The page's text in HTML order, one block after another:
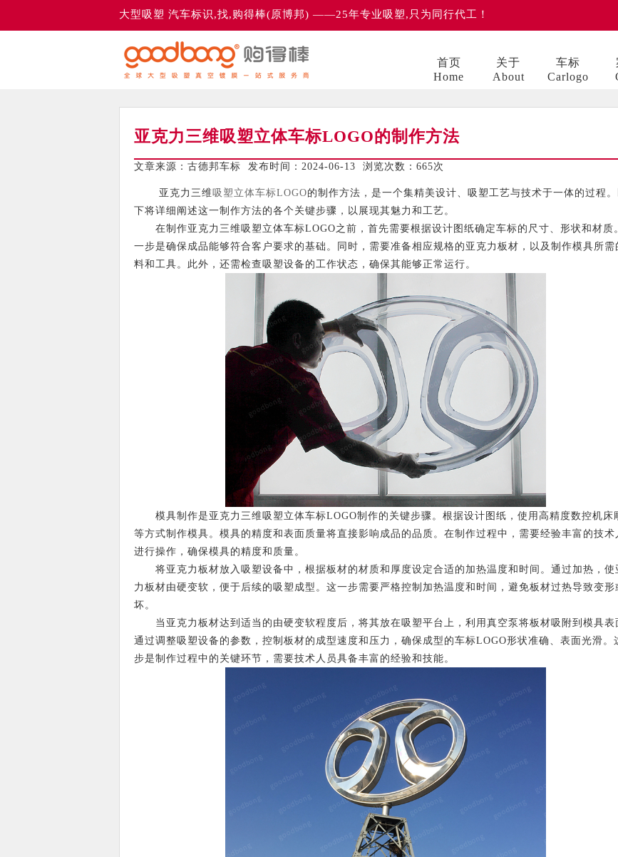
大型吸塑 汽车标识,找,购得棒(原博邦) ——25年专业吸塑,只为同行代工！
首页
Home
关于
About
车标
Carlogo
亚克力三维吸塑立体车标LOGO的制作方法
文章来源：古德邦车标 发布时间：2024-06-13 浏览次数： 665次
亚克力三维吸塑立体车标LOGO的制作方法，是一个集精美设计、吸塑工艺与技术于一体的过程。
下将详细阐述这一制作方法的各个关键步骤，以展现其魅力和工艺。
在制作亚克力三维吸塑立体车标LOGO之前，首先需要根据设计图纸确定车标的尺寸、形状和材质
一步是确保成品能够符合客户要求的基础。同时，需要准备相应规格的亚克力板材，以及制作模具所需
料和工具。此外，还需检查吸塑设备的工作状态，确保其能够正常运行。
模具制作是亚克力三维吸塑立体车标LOGO制作的关键步骤。根据设计图纸，使用高精度数控机床
等方式制作模具。模具的精度和表面质量将直接影响成品的品质。在制作过程中，需要经验丰富的技术
进行操作，确保模具的精度和质量。
将亚克力板材放入吸塑设备中，根据板材的材质和厚度设定合适的加热温度和时间。通过加热，使
力板材由硬变软，便于后续的吸塑成型。这一步需要严格控制加热温度和时间，避免板材过热导致变形
坏。
当亚克力板材达到适当的由硬变软程度后，将其放在吸塑平台上，利用真空泵将板材吸附到模具表
通过调整吸塑设备的参数，控制板材的成型速度和压力，确保成型的车标LOGO形状准确、表面光滑。
步是制作过程中的关键环节，需要技术人员具备丰富的经验和技能。